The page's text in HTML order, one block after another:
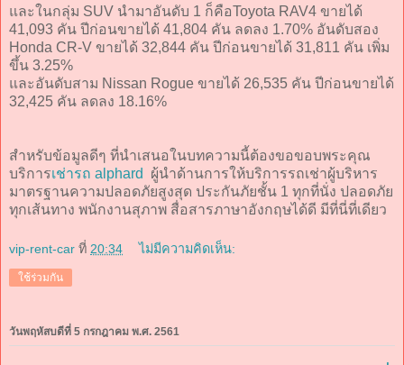
และในกลุ่ม SUV นำมาอันดับ 1 ก็คือToyota RAV4 ขายได้
41,093 คัน ปีก่อนขายได้ 41,804 คัน ลดลง 1.70% อันดับสอง
Honda CR-V ขายได้ 32,844 คัน ปีก่อนขายได้ 31,811 คัน เพิ่ม
ขึ้น 3.25%
และอันดับสาม Nissan Rogue ขายได้ 26,535 คัน ปีก่อนขายได้
32,425 คัน ลดลง 18.16%
สำหรับข้อมูลดีๆ ที่นำเสนอในบทความนี้ต้องขอขอบพระคุณ
บริการเช่ารถ alphard
ผู้นำด้านการให้บริการรถเช่าผู้บริหาร
มาตรฐานความปลอดภัยสูงสุด ประกันภัยชั้น 1 ทุกที่นั่ง ปลอดภัย
ทุกเส้นทาง พนักงานสุภาพ สื่อสารภาษาอังกฤษได้ดี มีที่นี่ที่เดียว
vip-rent-car ที่ 20:34 ไม่มีความคิดเห็น:
ใช้ร่วมกัน
วันพฤหัสบดีที่ 5 กรกฎาคม พ.ศ. 2561